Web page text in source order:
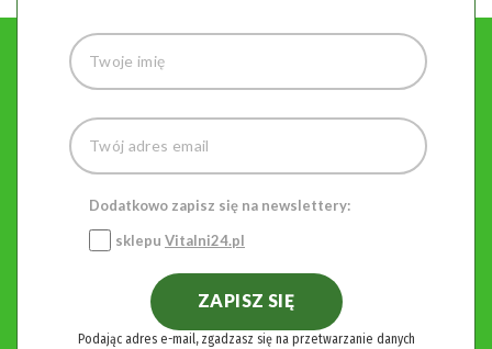
Dodatkowo zapisz się na newslettery:
sklepu Vitalni24.pl
ZAPISZ SIĘ
Podając adres e-mail, zgadzasz się na przetwarzanie danych